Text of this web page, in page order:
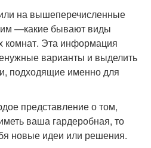
на вышеперечисленные
—какие бывают виды
комнат. Эта информация
варианты и выделить
подходящие именно для
представление о том,
ваша гардеробная, то
новые идеи или решения.